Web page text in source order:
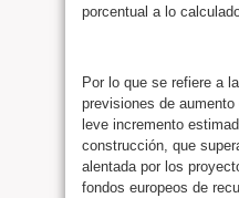
porcentual a lo
Por lo que se refiere a
previsiones de
leve incremento
construcción, que
alentada por los
fondos europeos de